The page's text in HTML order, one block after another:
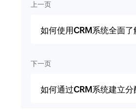
上一页
如何使用CRM系统全面了
下一页
如何通过CRM系统建立分